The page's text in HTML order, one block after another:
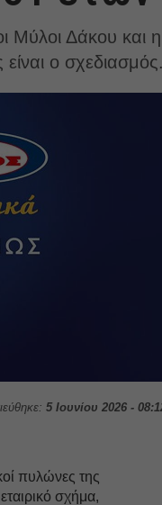
Μύλοι Δάκου και
ο σχεδιασμός.
5 Ιουνίου 2026 -
πυλώνες της
σχήμα,